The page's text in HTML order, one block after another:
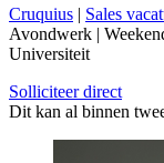
Cruquius | Sales
Avondwerk |
Universiteit
Solliciteer direct
Dit kan al binnen